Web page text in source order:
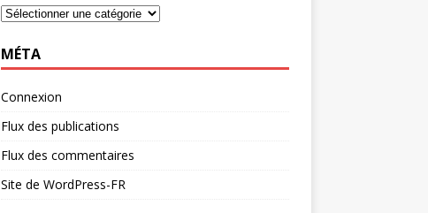
MÉTA
Connexion
Flux des publications
Flux des commentaires
Site de WordPress-FR